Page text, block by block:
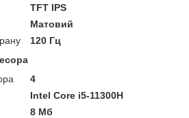
TFT IPS
Матовий
120 Гц
4
Intel Core i5-11300H
8 Мб